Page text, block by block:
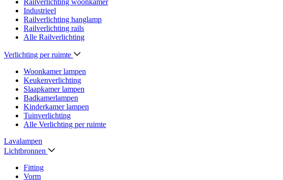
Railverlichting woonkamer
Industrieel
Railverlichting hanglamp
Railverlichting rails
Alle Railverlichting
Verlichting per ruimte
Woonkamer lampen
Keukenverlichting
Slaapkamer lampen
Badkamerlampen
Kinderkamer lampen
Tuinverlichting
Alle Verlichting per ruimte
Lavalampen
Lichtbronnen
Fitting
Vorm